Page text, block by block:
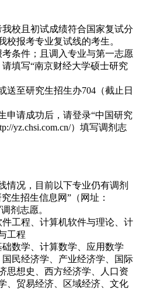
且初试成绩符合国家复试分
校报考专业复试线的考生。
件；且调入专业与第一志愿
填写“南京财经大学硕士研究
至研究生招生办704（截止日
请成功后，请登录“中国研究
yz.chsi.com.cn/）填写调剂志
况，目前以下专业仍有调剂
生招生信息网”（网址：
剂志愿。
工程、计算机软件与理论、计
工程
数学、计算数学、应用数学
民经济学、产业经济学、国际
思想史、西方经济学、人口资
、贸易经济、区域经济、文化